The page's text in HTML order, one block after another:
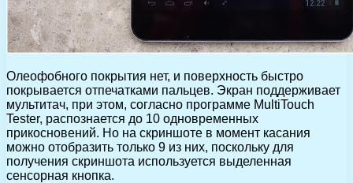
Олеофобного покрытия нет, и поверхность быстро
покрывается отпечатками пальцев. Экран поддерживает
мультитач, при этом, согласно программе MultiTouch
Tester, распознается до 10 одновременных
прикосновений. Но на скриншоте в момент касания
можно отобразить только 9 из них, поскольку для
получения скриншота используется выделенная
сенсорная кнопка.